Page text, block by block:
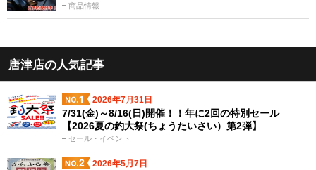
商品情報
唐津店の人気記事
2026年7月31日
セール・イベント
7/31(金)～8/16(日)開催！！年に2回の特別セール
【2026夏の釣大祭(ちょうたいさい）第2弾】
2026年5月7日